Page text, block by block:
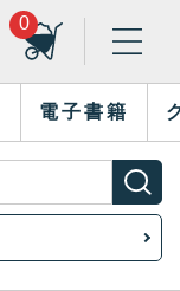
0
電子書籍